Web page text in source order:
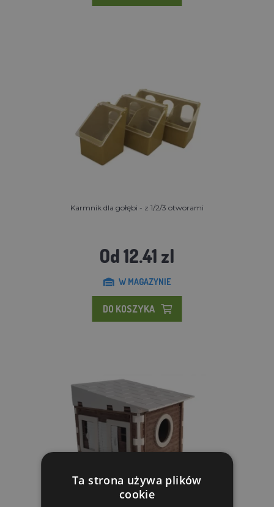
Karmnik dla gołębi - z 1/2/3 otworami
Od 12.41 zl
W MAGAZYNIE
DO KOSZYKA
Ta strona używa plików
cookie